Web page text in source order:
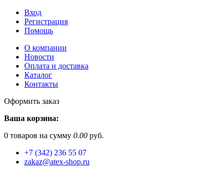
Вход
Регистрация
Помощь
О компании
Новости
Оплата и доставка
Каталог
Контакты
Оформить заказ
Ваша корзина:
0 товаров на сумму 0.00 руб.
+7 (342) 236 55 07
zakaz@atex-shop.ru